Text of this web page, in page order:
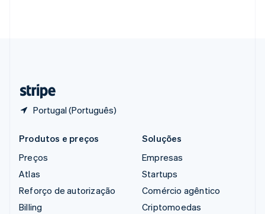
Portugal (Português)
Produtos e preços
Preços
Atlas
Reforço de autorização
Billing
Soluções
Empresas
Startups
Comércio agêntico
Criptomoedas